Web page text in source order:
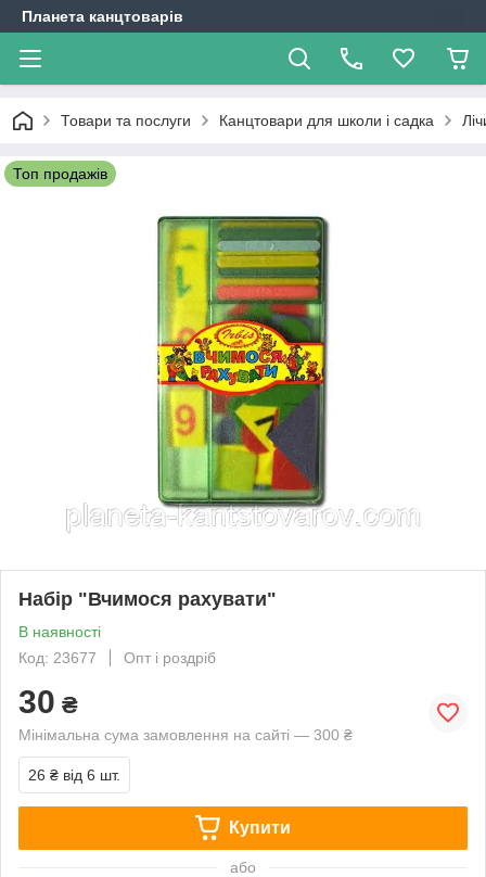
Планета канцтоварів
Товари та послуги Канцтовари для школи і садка
Топ продажів
Набір "Вчимося рахувати"
В наявності
Код: 23677
Опт і роздріб
30 ₴
Мінімальна сума замовлення на сайті — 300 ₴
26 ₴ від 6 шт.
Купити
або